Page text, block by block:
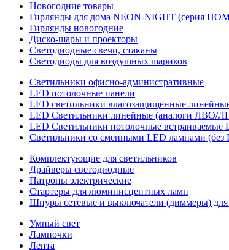
Новогодние товары
Гирлянды для дома NEON-NIGHT (серия
Гирлянды новогодние
Диско-шары и проекторы
Светодиодные свечи, стаканы
Светодиоды для воздушных шариков
Светильники офисно-административные
LED потолочные панели
LED светильники влагозащищенные
LED Светильники линейные (аналоги ЛВО/
LED Светильники потолочные встраиваемые
Светильники со сменными LED лампами
Комплектующие для светильников
Драйверы светодиодные
Патроны электрические
Стартеры для люминисцентных ламп
Шнуры сетевые и выключатели (диммеры) для
Умный свет
Лампочки
Лента